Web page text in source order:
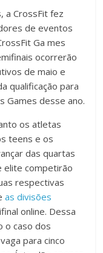
a CrossFit fez
de eventos
Ga mes
ocorrerão
de maio e
qualificação para
Games desse ano.
os atletas
teens e os
das quartas
elite competirão
respectivas
as divisões
online. Dessa
o caso dos
para cinco